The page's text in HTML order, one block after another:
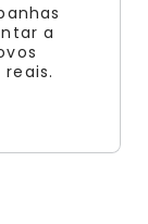
a